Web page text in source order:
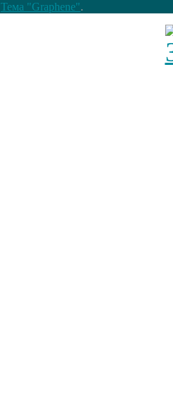
Тема "Graphene".